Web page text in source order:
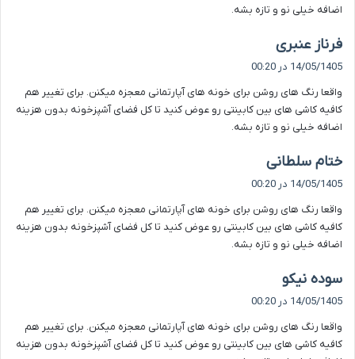
اضافه خیلی نو و تازه بشه.
فرناز عنبری
ف
:
14/05/1405 در 00:20
واقعا رنگ های روشن برای خونه های آپارتمانی معجزه میکنن. برای تغییر هم
کافیه کاشی های بین کابینتی رو عوض کنید تا کل فضای آشپزخونه بدون هزینه
اضافه خیلی نو و تازه بشه.
ختام سلطانی
ف
:
14/05/1405 در 00:20
واقعا رنگ های روشن برای خونه های آپارتمانی معجزه میکنن. برای تغییر هم
کافیه کاشی های بین کابینتی رو عوض کنید تا کل فضای آشپزخونه بدون هزینه
اضافه خیلی نو و تازه بشه.
سوده نیکو
:
14/05/1405 در 00:20
واقعا رنگ های روشن برای خونه های آپارتمانی معجزه میکنن. برای تغییر هم
کافیه کاشی های بین کابینتی رو عوض کنید تا کل فضای آشپزخونه بدون هزینه